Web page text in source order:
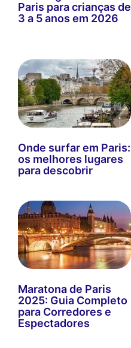
Paris para crianças de
3 a 5 anos em 2026
Onde surfar em Paris:
os melhores lugares
para descobrir
Maratona de Paris
2025: Guia Completo
para Corredores e
Espectadores